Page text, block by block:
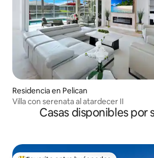
Residencia en Pelican
Villa con serenata al atardecer II
Casas disponibles por